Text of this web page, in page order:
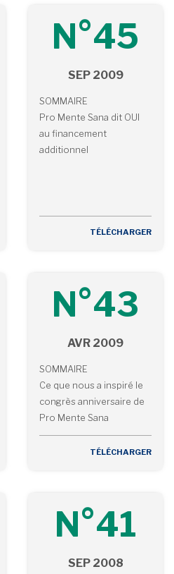
N°45
SEP 2009
SOMMAIRE
Pro Mente Sana dit OUI
au financement
additionnel
TÉLÉCHARGER
N°43
AVR 2009
SOMMAIRE
Ce que nous a inspiré le
congrès anniversaire de
Pro Mente Sana
TÉLÉCHARGER
N°41
SEP 2008